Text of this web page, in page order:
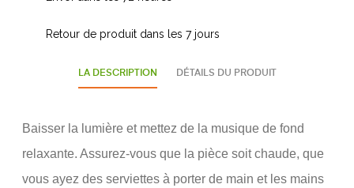
Retour de produit dans les 7 jours
LA DESCRIPTION DÉTAILS DU PRODUIT
Baisser la lumière et mettez de la musique de fond
relaxante. Assurez-vous que la pièce soit chaude, que
vous ayez des serviettes à porter de main et les mains